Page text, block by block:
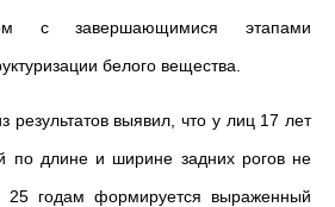
с завершающимися этапами
белого вещества.
результатов выявил, что у лиц 17 лет
по длине и ширине задних рогов не
25 годам формируется выраженный